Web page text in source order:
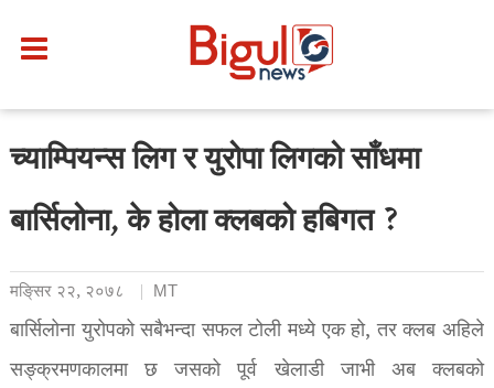
च्याम्पियन्स लिग र युरोपा लिगको साँधमा
बार्सिलोना, के होला क्लबको हबिगत ?
मङि्सर २२, २०७८ MT
बार्सिलोना युरोपको सबैभन्दा सफल टोली मध्ये एक हो, तर क्लब अहिले
सङ्क्रमणकालमा छ जसको पूर्व खेलाडी जाभी अब क्लबको